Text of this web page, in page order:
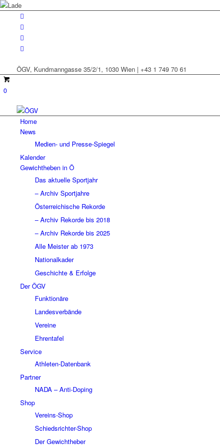
ÖGV, Kundmanngasse 35/2/1, 1030 Wien | +43 1 749 70 61
0
Home
News
Medien- und Presse-Spiegel
Kalender
Gewichtheben in Ö
Das aktuelle Sportjahr
– Archiv Sportjahre
Österreichische Rekorde
– Archiv Rekorde bis 2018
– Archiv Rekorde bis 2025
Alle Meister ab 1973
Nationalkader
Geschichte & Erfolge
Der ÖGV
Funktionäre
Landesverbände
Vereine
Ehrentafel
Service
Athleten-Datenbank
Partner
NADA – Anti-Doping
Shop
Vereins-Shop
Schiedsrichter-Shop
Der Gewichtheber